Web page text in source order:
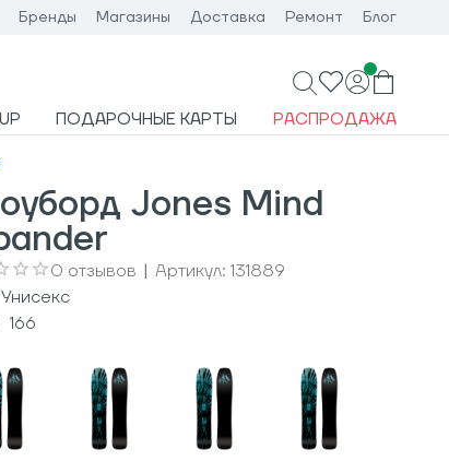
Бренды Магазины Доставка Ремонт Блог
ПОДАРОЧНЫЕ КАРТЫ РАСПРОДАЖА
Jones Mind
0 отзывов | Артикул: 131889
Унисекс
166